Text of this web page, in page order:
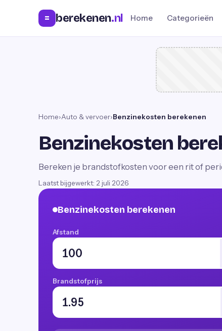
= berekenen.nl Home Categorieën
Home›Auto & vervoer›Benzinekosten berekenen
Benzinekosten
Bereken je brandstofkosten voor een rit of
Laatst bijgewerkt: 2 juli 2026
Benzinekosten berekenen
Afstand
Brandstofprijs